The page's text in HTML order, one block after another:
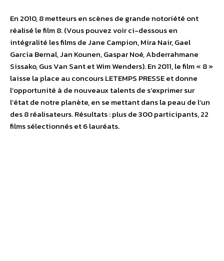
En 2010, 8 metteurs en scènes de grande notoriété ont
réalisé le film 8. (Vous pouvez voir ci-dessous en
intégralité les films de Jane Campion, Mira Nair, Gael
Garcia Bernal, Jan Kounen, Gaspar Noé, Abderrahmane
Sissako, Gus Van Sant et Wim Wenders). En 2011, le film « 8 »
laisse la place au concours LETEMPS PRESSE et donne
l’opportunité à de nouveaux talents de s’exprimer sur
l’état de notre planète, en se mettant dans la peau de l’un
des 8 réalisateurs. Résultats : plus de 300 participants, 22
films sélectionnés et 6 lauréats.